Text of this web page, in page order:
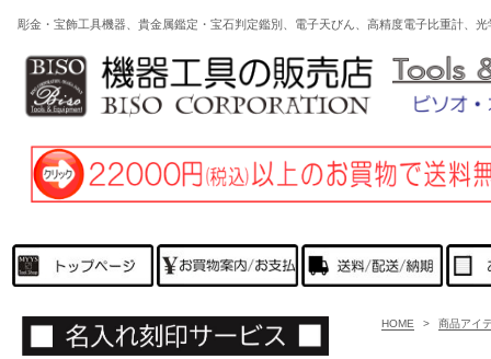
彫金・宝飾工具機器、貴金属鑑定・宝石判定鑑別、電子天びん、高精度電子比重計
HOME > 商品アイ